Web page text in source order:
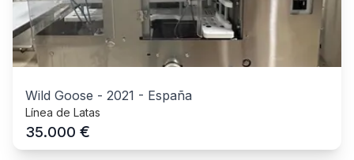
Wild Goose - 2021 - España
Línea de Latas
35.000 €